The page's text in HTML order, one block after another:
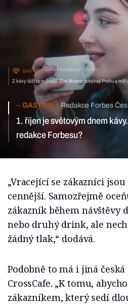
GASTRO Jana Pšeničková 13 min
Z kávy těží to nejlepší. The Miners dobývají Prahu a míří
GASTRO Redakce Forbes
1. říjen je světovým dnem
redakce Forbesu?
„Vracející se zákazníci
cennější. Samozřejmě
zákazník během návštěvy
nebo druhý drink, ale
žádný tlak,“ dodává.
Podobně to má i jiná
CrossCafe. „K tomu,
zákazníkem, který sedí